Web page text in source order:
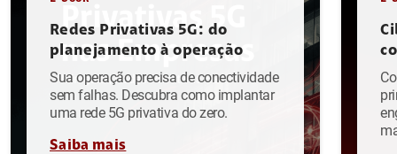
Redes Privativas 5G: do
planejamento à operação
Sua operação precisa de conectividade
sem falhas. Descubra como implantar
uma rede 5G privativa do zero.
Saiba mais